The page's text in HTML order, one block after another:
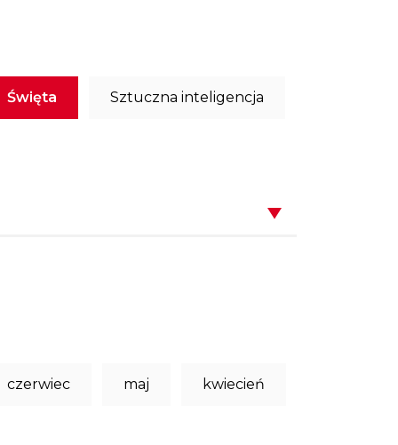
Święta Sztuczna inteligencja
czerwiec maj kwiecień